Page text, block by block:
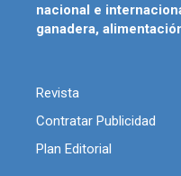
nacional e
ganadera,
Revista
Contratar Publicidad
Plan Editorial